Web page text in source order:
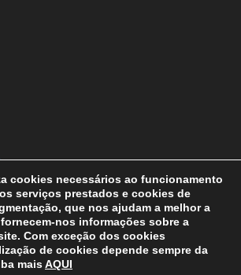
cookies necessários ao funcionamento
serviços prestados e cookies de
que nos ajudam a melhor a
nos informações sobre a
Com exceção dos cookies
de cookies depende sempre da
maisAQUI